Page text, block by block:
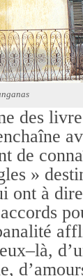
des
de
»
ont à